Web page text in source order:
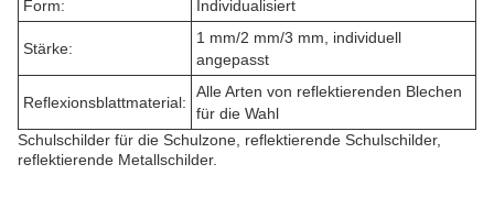
Form:
Individualisiert
Stärke:
1 mm/2 mm/3 mm, individuell
angepasst
Reflexionsblattmaterial:
Alle Arten von reflektierenden Blechen
für die Wahl
Schulschilder für die Schulzone, reflektierende Schulschilder,
reflektierende Metallschilder.